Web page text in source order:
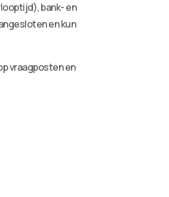
bank- en
en kun
vraagposten en